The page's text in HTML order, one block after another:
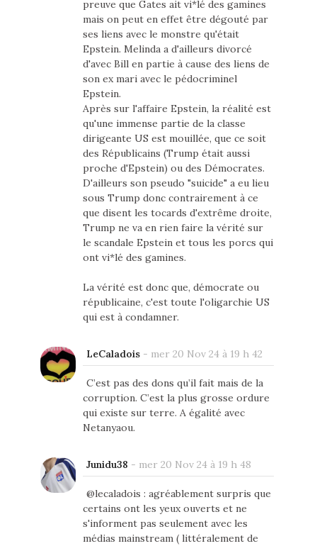
preuve que Gates ait vi*lé des gamines
mais on peut en effet être dégouté par
ses liens avec le monstre qu'était
Epstein. Melinda a d'ailleurs divorcé
d'avec Bill en partie à cause des liens de
son ex mari avec le pédocriminel
Epstein.
Après sur l'affaire Epstein, la réalité est
qu'une immense partie de la classe
dirigeante US est mouillée, que ce soit
des Républicains (Trump était aussi
proche d'Epstein) ou des Démocrates.
D'ailleurs son pseudo "suicide" a eu lieu
sous Trump donc contrairement à ce
que disent les tocards d'extrême droite,
Trump ne va en rien faire la vérité sur
le scandale Epstein et tous les porcs qui
ont vi*lé des gamines.
La vérité est donc que, démocrate ou
républicaine, c'est toute l'oligarchie US
qui est à condamner.
LeCaladois- mer 20 Nov 24 à 19 h 42
C’est pas des dons qu’il fait mais de la
corruption. C’est la plus grosse ordure
qui existe sur terre. A égalité avec
Netanyaou.
Junidu38 - mer 20 Nov 24 à 19 h 48
@lecaladois : agréablement surpris que
certains ont les yeux ouverts et ne
s'informent pas seulement avec les
médias mainstream ( littéralement de